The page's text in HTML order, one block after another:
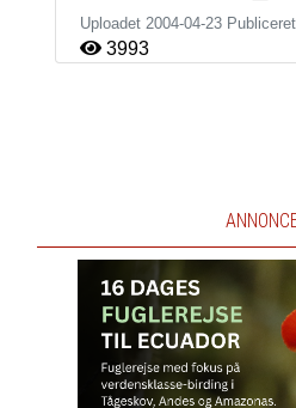
Uploadet 2004-04-23 Publiceret
3993